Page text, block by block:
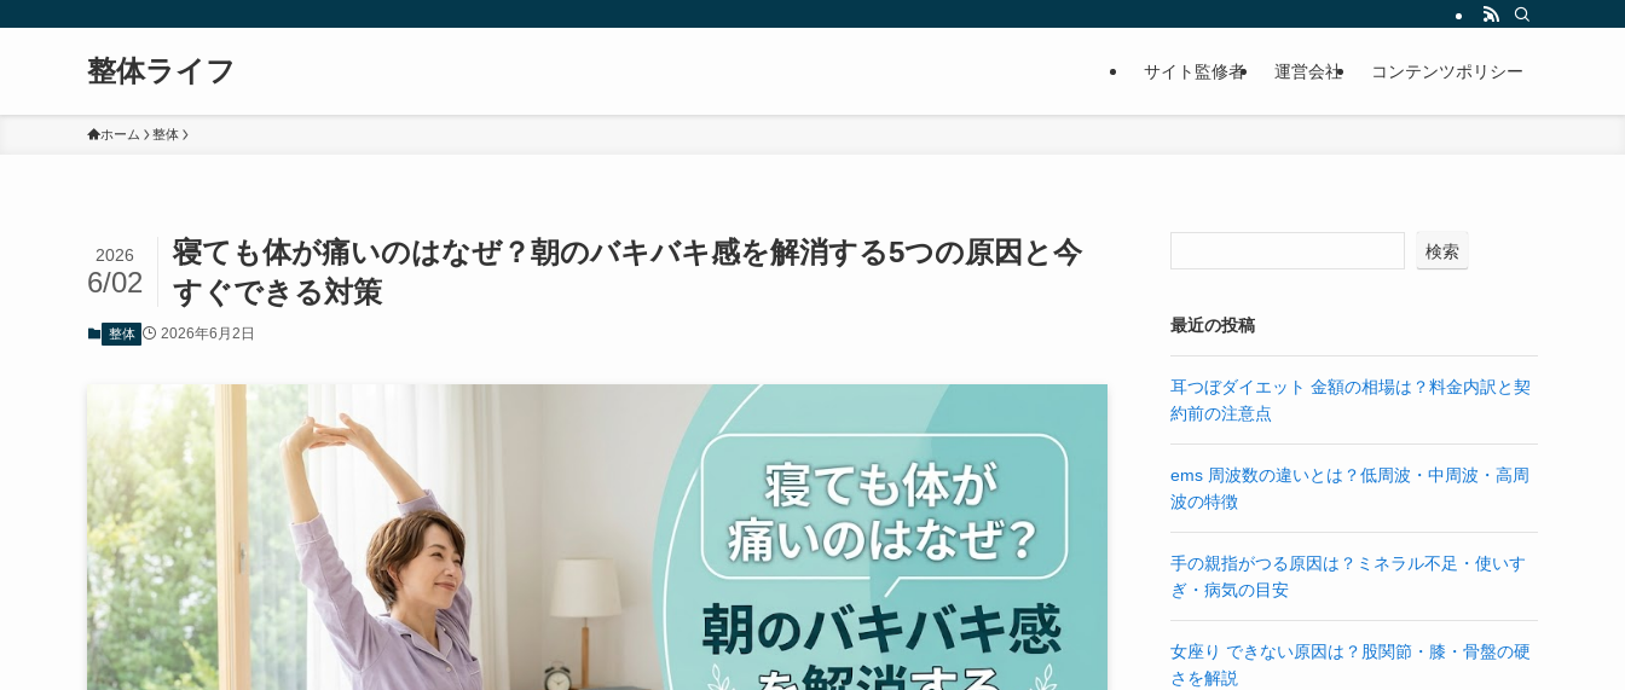
整体ライフ サイト監修者 運営会社 コンテンツポリシー
ホーム 整体
寝ても体が痛いのはなぜ？朝のバキバキ感を解消する5つの原因と今
すぐできる対策
2026
6/02
整体 2026年6月2日
検索
最近の投稿
耳つぼダイエット 金額の相場は？料金内訳と契
約前の注意点
ems 周波数の違いとは？低周波・中周波・高周
波の特徴
手の親指がつる原因は？ミネラル不足・使いす
ぎ・病気の目安
女座り できない原因は？股関節・膝・骨盤の硬
さを解説